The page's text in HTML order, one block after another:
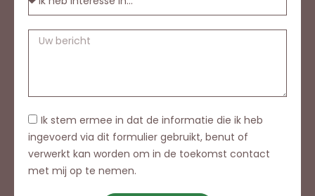
Ik stem ermee in dat de informatie die ik heb
ingevoerd via dit formulier gebruikt, benut of
verwerkt kan worden om in de toekomst contact
met mij op te nemen.